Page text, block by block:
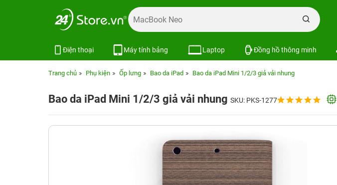
Điện thoại Máy tính bảng Laptop Đồng hồ thông minh
Trang chủ Phụ kiện Ốp lưng Bao da iPad Bao da iPad Mini 1/2/3 giả vải nhung
Bao da iPad Mini 1/2/3 giả vải nhung SKU: PKS-1277